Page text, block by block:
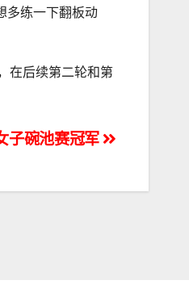
多练一下翻板动
在后续第二轮和第
子碗池赛冠军